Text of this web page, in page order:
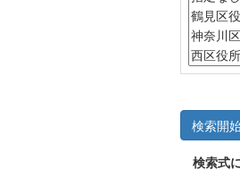
検索開
検索式